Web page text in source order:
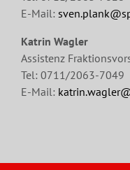
E-Mail:
Katrin Wagler
Assistenz
Tel: 0711/2063-7049
E-Mail: